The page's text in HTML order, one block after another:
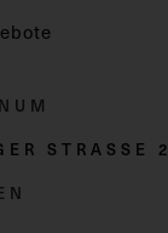
STRASSE 2